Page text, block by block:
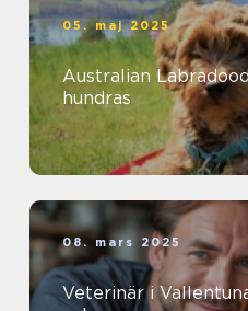
05. maj 2025
Australian
hundras
08. mars 2025
Veterinär i